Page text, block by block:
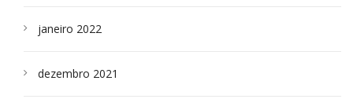
janeiro 2022
dezembro 2021